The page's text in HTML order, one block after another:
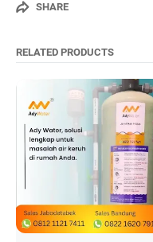
SHARE
RELATED PRODUCTS